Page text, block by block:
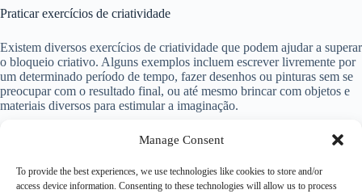
Manage Consent
To provide the best experiences, we use technologies like cookies to store and/or
access device information. Consenting to these technologies will allow us to process
Praticar exercícios de criatividade
Existem diversos exercícios de criatividade que podem ajudar a superar
o bloqueio criativo. Alguns exemplos incluem escrever livremente por
um determinado período de tempo, fazer desenhos ou pinturas sem se
preocupar com o resultado final, ou até mesmo brincar com objetos e
materiais diversos para estimular a imaginação.
O bloqueio criativo é um desafio comum para muitas pessoas, mas é
possível superá-lo com estratégias adequadas. Ao cuidar do bem-estar